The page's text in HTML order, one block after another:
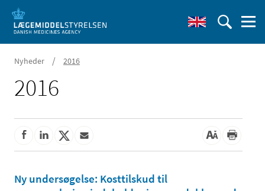
Nyheder / 2016
2016
Ny undersøgelse: Kosttilskud til